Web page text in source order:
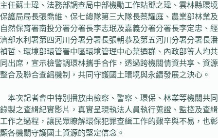
主任蘇士瑋、法務部調查局中部機動工作站鄧之瑋、雲林縣環境
保護局局長張喬維、保七總隊第三大隊長蔡耀庭、農業部林業及
自然保育署南投分署分署長李志珉及嘉義分署分署長李定忠、經
濟部水利署第四河川分署分署長張朝恭及第五河川分署分署長潘
禎哲、環境部環管署中區環境管理中心葉迺群、內政部等人均共
同出席，宣示檢警調環林攜手合作，透過跨機關情資共享、資源
整合及聯合查緝機制，共同守護國土環境與永續發展之決心。
本次記者會中特別播放由檢察、警察、環保、林業等機關共同
錄製之查緝紀實影片，真實呈現執法人員執行蒐證、監控及查緝
工作之過程，讓民眾瞭解環保犯罪查緝工作的艱辛與不易，也彰
顯各機關守護國土資源的堅定信念。